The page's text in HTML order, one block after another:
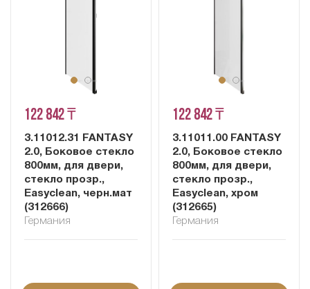
122 842 ₸
3.11012.31 FANTASY
2.0, Боковое стекло
800мм, для двери,
стекло прозр.,
Easyclean, черн.мат
(312666)
Германия
122 842 ₸
3.11011.00 FANTASY
2.0, Боковое стекло
800мм, для двери,
стекло прозр.,
Easyclean, хром
(312665)
Германия